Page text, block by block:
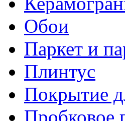
Обои
Паркет и
Плинтус
Покрытие